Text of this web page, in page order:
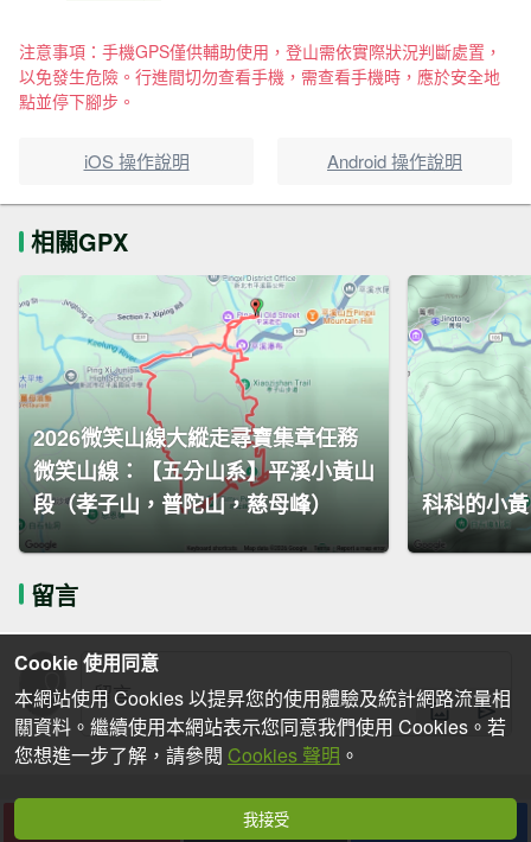
注意事項：手機GPS僅供輔助使用，登山需依實際狀況判斷處置，
以免發生危險。行進間切勿查看手機，需查看手機時，應於安全地
點並停下腳步。
iOS 操作說明 Android 操作說明
相關GPX
2026微笑山線大縱走尋寶集章任務
微笑山線：【五分山系】平溪小黃山
段（孝子山，普陀山，慈母峰）
科科的小
留言
下載
Cookie 使用同意
本網站使用 Cookies 以提昇您的使用體驗及統計網路流量相
關資料。繼續使用本網站表示您同意我們使用 Cookies。若
您想進一步了解，請參閱 Cookies 聲明 。
我接受